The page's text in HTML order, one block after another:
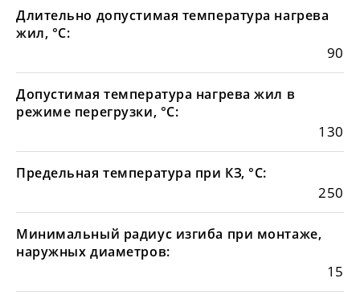
Длительно допустимая температура нагрева
жил, °С:
90
Допустимая температура нагрева жил в
режиме перегрузки, °С:
130
Предельная температура при КЗ, °С:
250
Минимальный радиус изгиба при монтаже,
наружных диаметров:
15